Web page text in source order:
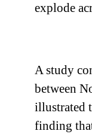
explode
A study
between
illustrated
finding